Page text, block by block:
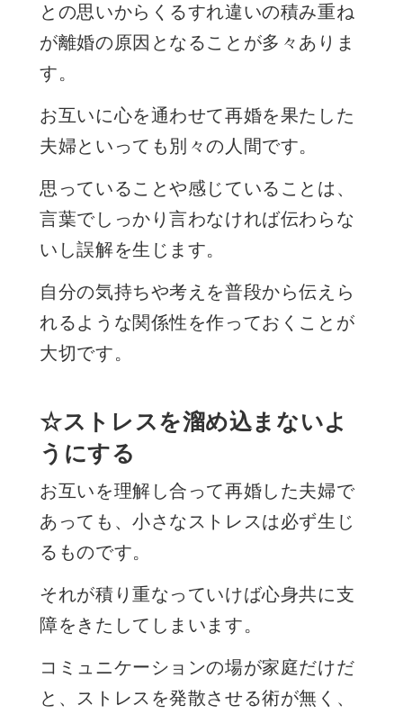
との思いからくるすれ違いの積み重ね
が離婚の原因となることが多々ありま
す。
お互いに心を通わせて再婚を果たした
夫婦といっても別々の人間です。
思っていることや感じていることは、
言葉でしっかり言わなければ伝わらな
いし誤解を生じます。
自分の気持ちや考えを普段から伝えら
れるような関係性を作っておくことが
大切です。
☆ストレスを溜め込まないよ
うにする
お互いを理解し合って再婚した夫婦で
あっても、小さなストレスは必ず生じ
るものです。
それが積り重なっていけば心身共に支
障をきたしてしまいます。
コミュニケーションの場が家庭だけだ
と、ストレスを発散させる術が無く、